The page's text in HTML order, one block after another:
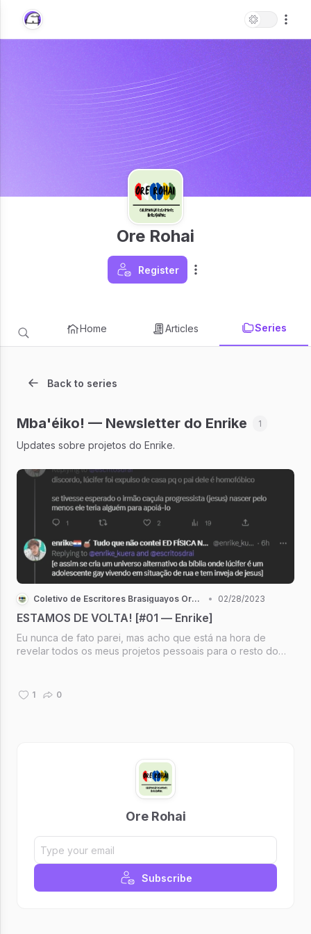
Ore Rohai
Register
Home Articles Series
Back to series
Mba'éiko! — Newsletter do Enrike 1
Updates sobre projetos do Enrike.
Coletivo de Escritores Brasiguayos Ore Rohai • 02/28/2023
ESTAMOS DE VOLTA! [#01 — Enrike]
Eu nunca de fato parei, mas acho que está na hora de
revelar todos os meus projetos pessoais para o resto do
1 0
Ore Rohai
Subscribe